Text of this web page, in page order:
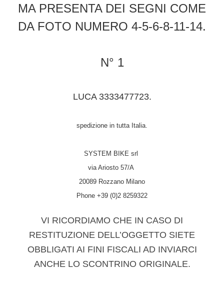
MA PRESENTA DEI SEGNI COME
DA FOTO NUMERO 4-5-6-8-11-14.
N° 1
LUCA 3333477723.
spedizione in tutta Italia.
SYSTEM BIKE srl
via Ariosto 57/A
20089 Rozzano Milano
Phone +39 (0)2 8259322
VI RICORDIAMO CHE IN CASO DI
RESTITUZIONE DELL’OGGETTO SIETE
OBBLIGATI AI FINI FISCALI AD INVIARCI
ANCHE LO SCONTRINO ORIGINALE.